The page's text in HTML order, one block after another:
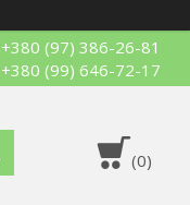
+380 (97) 386-26-81
+380 (99) 646-72-17